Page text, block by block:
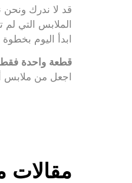
قد لا ندرك ونحن
الملابس التي
ابدأ اليوم
قطعة واحدة
اجعل من ملابس
مقالات